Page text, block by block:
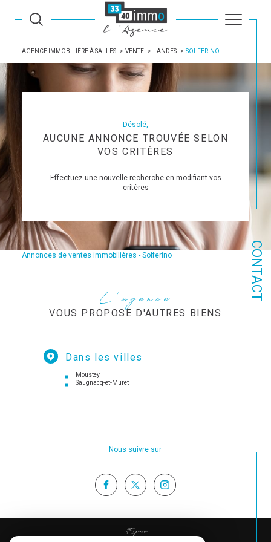
CONTACT
AGENCE IMMOBILIÈRE À SALLES VENTE LANDES SOLFERINO
Désolé,
AUCUNE ANNONCE TROUVÉE SELON
VOS CRITÈRES
Effectuez une nouvelle recherche en modifiant vos
critères
Annonces de ventes immobilières - Solferino
L'agence
VOUS PROPOSE D'AUTRES BIENS
Dans les villes
Moustey
Saugnacq-et-Muret
Nous suivre sur
Espace